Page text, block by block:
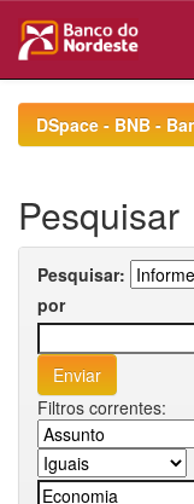
navigationDSpace - BNB -
Pesquisar
Pesquisar:
por
Filtros correntes: